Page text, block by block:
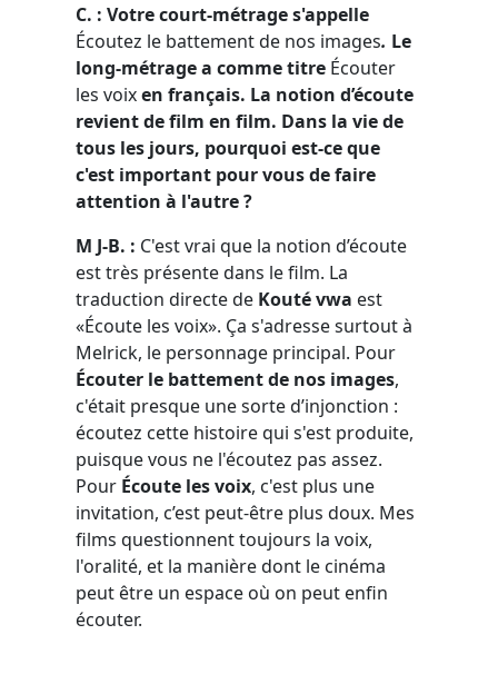
C. : Votrecourt-métrages'appelle
Écoutez le battement de nos images. Le
long-métrage a comme titre Écouter
les voixen français. La notion d’écoute
revient de film en film. Dans la vie de
tous les jours, pourquoi est-ce que
c'est important pour vous de faire
attention à l'autre ?
M J-B. : C'est vrai que la notion d’écoute
est très présente dans le film. La
traduction directe de Kouté vwa est
«Écoute les voix». Ça s'adresse surtout à
Melrick, le personnage principal. Pour
Écouter le battement de nos images,
c'était presque une sorte d’injonction :
écoutez cette histoire qui s'est produite,
puisque vous ne l'écoutez pas assez.
Pour Écoute les voix, c'est plus une
invitation, c’est peut-être plus doux. Mes
films questionnent toujours la voix,
l'oralité, et la manière dont le cinéma
peut être un espace où on peut enfin
écouter.